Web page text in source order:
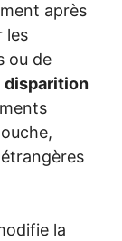
après
les
ou de
disparition
étrangères
la